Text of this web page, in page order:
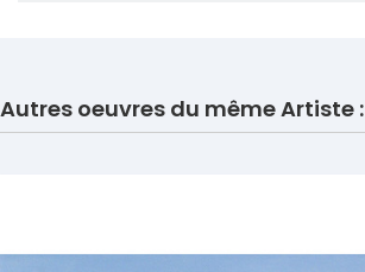
Autres oeuvres du même Artiste :